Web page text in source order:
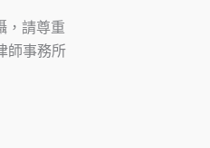
，請尊重
師事務所